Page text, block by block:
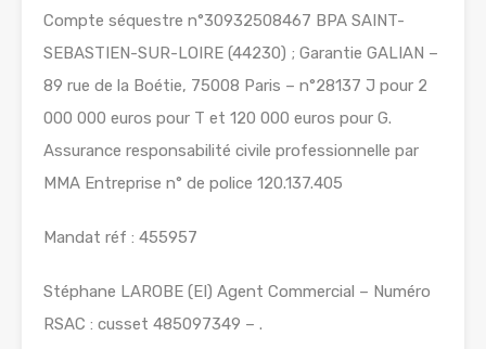
Compte séquestre n°30932508467 BPA SAINT-
SEBASTIEN-SUR-LOIRE (44230) ; Garantie GALIAN –
89 rue de la Boétie, 75008 Paris – n°28137 J pour 2
000 000 euros pour T et 120 000 euros pour G.
Assurance responsabilité civile professionnelle par
MMA Entreprise n° de police 120.137.405
Mandat réf : 455957
Stéphane LAROBE (EI) Agent Commercial – Numéro
RSAC : cusset 485097349 – .